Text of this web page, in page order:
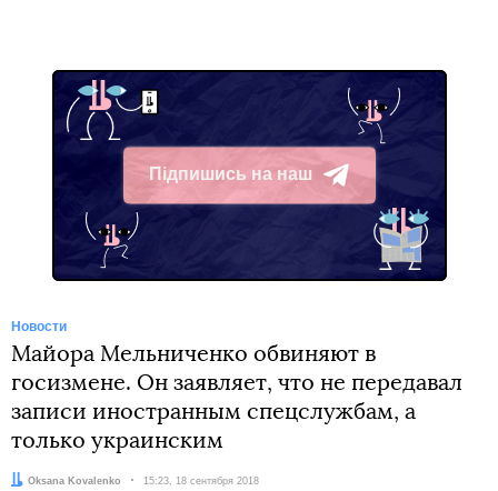
Підпишись на наш
Telegram
Новости
Майора Мельниченко обвиняют в
госизмене. Он заявляет, что не передавал
записи иностранным спецслужбам, а
только украинским
Автор:
Oksana Kovalenko Дата:
15:23, 18 сентября 2018